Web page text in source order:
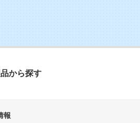
から探す
報